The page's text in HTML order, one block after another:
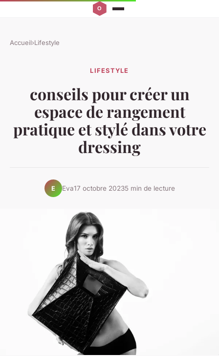
Accueil›Lifestyle
LIFESTYLE
conseils pour créer un
espace de rangement
pratique et stylé dans votre
dressing
E Eva17 octobre 20235 min de lecture